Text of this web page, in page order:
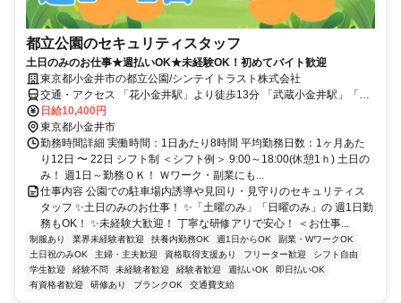
都立公園のセキュリティスタッフ
土日のみのお仕事★週払いOK★未経験OK！初めてバイト歓迎
東京都小金井市の都立公園/シンテイトラスト株式会社
交通・アクセス 「花小金井駅」より徒歩13分 「武蔵小金井駅」「東
小金井駅」「花小金井駅」からバスあり
日給10,400円
東京都小金井市
勤務時間詳細 実働時間：1日あたり8時間 平均勤務日数：1ヶ月あた
り12日 〜 22日 シフト制 ＜シフト例＞ 9:00～18:00(休憩1ｈ) 土日の
み！ 週1日～勤務ＯＫ！ Ｗワーク・副業にも...
仕事内容 公園での駐車場内誘導や見回り・見守りのセキュリティス
タッフ ✨土日のみのお仕事！ ✨「土曜のみ」「日曜のみ」の 週1日勤
務もOK！ ✨未経験大歓迎！ 丁寧な研修アリで安心！ ＜お仕事...
制服あり 業界未経験者歓迎 扶養内勤務OK 週1日からOK
副業・WワークOK
土日祝のみOK
主婦・主夫歓迎 資格取得支援あり フリーター歓迎
シフト自由
学生歓迎
経験不問 未経験者歓迎 経験者歓迎 週払いOK
即日払いOK
有資格者歓迎
研修あり ブランクOK 交通費支給